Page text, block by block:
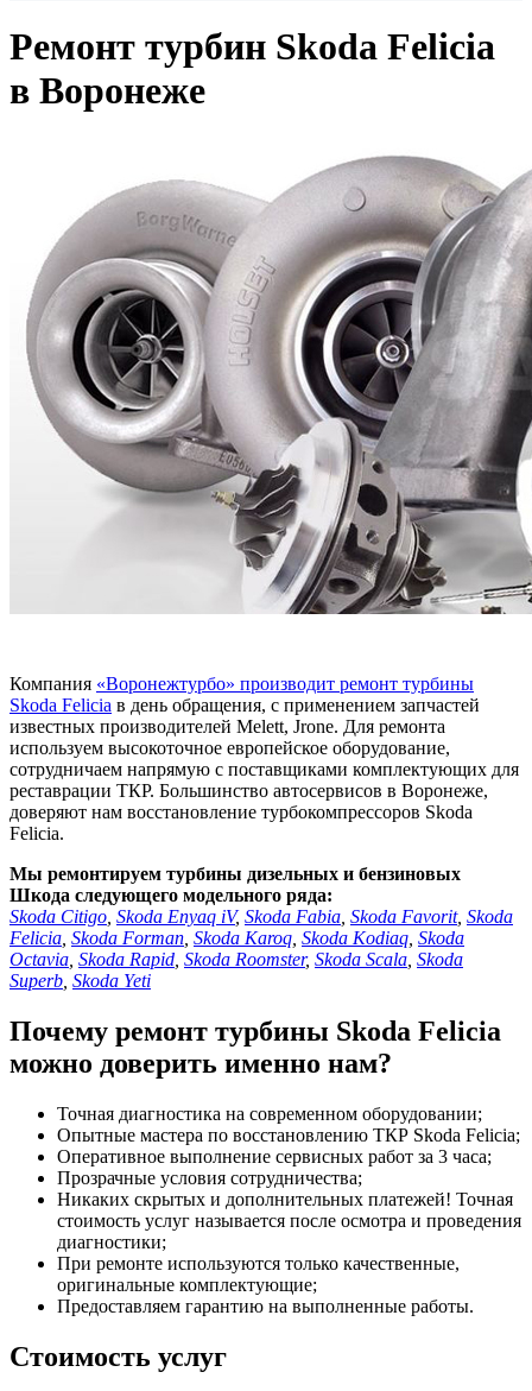
Ремонт турбин Skoda Felicia
в Воронеже
Компания «Воронежтурбо» производит ремонт турбины
Skoda Felicia в день обращения, с применением запчастей
известных производителей Melett, Jrone. Для ремонта
используем высокоточное европейское оборудование,
сотрудничаем напрямую с поставщиками комплектующих для
реставрации ТКР. Большинство автосервисов в Воронеже,
доверяют нам восстановление турбокомпрессоров Skoda
Felicia.
Мы ремонтируем турбины дизельных и бензиновых
Шкода следующего модельного ряда:
Skoda Citigo Skoda Enyaq iV, Skoda Fabia Skoda Favorit, Skoda
Felicia Skoda Forman Skoda Karoq Skoda Kodiaq Skoda
Octavia Skoda Rapid Skoda Roomster, Skoda Scala Skoda
Superb Skoda Yeti
Почему ремонт турбины Skoda Felicia
можно доверить именно нам?
Точная диагностика на современном оборудовании;
Опытные мастера по восстановлению ТКР Skoda Felicia;
Оперативное выполнение сервисных работ за 3 часа;
Прозрачные условия сотрудничества;
Никаких скрытых и дополнительных платежей! Точная
стоимость услуг называется после осмотра и проведения
диагностики;
При ремонте используются только качественные,
оригинальные комплектующие;
Предоставляем гарантию на выполненные работы.
Стоимость услуг